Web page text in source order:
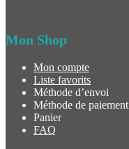
Mon Shop
Mon compte
Liste favorits
Méthode d’envoi
Méthode de paiement
Panier
FAQ